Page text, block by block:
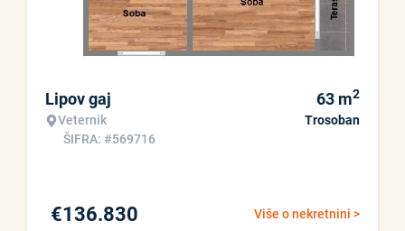
Lipov gaj
Veternik
ŠIFRA: #569716
63 m2
Trosoban
Više o nekretnini >
€136.830